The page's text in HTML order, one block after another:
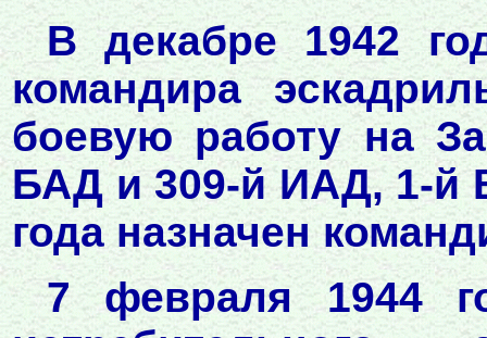
В декабре 1942
командира
боевую работу на
БАД и 309-й ИАД, 1-й
года назначен
7 февраля 1944